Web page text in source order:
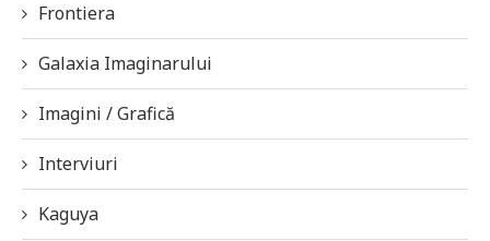
Frontiera
Galaxia Imaginarului
Imagini / Grafică
Interviuri
Kaguya